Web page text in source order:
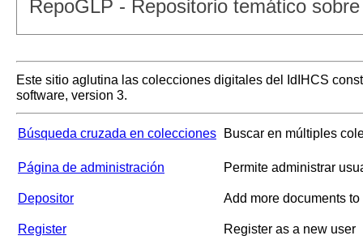
RepoGLP - Repositorio temático
Este sitio aglutina las colecciones digitales del IdIHCS
software, version 3.
Búsqueda cruzada en colecciones Buscar en múltiples
Página de administración Permite administrar
Depositor Add more documents
Register Register as a new user